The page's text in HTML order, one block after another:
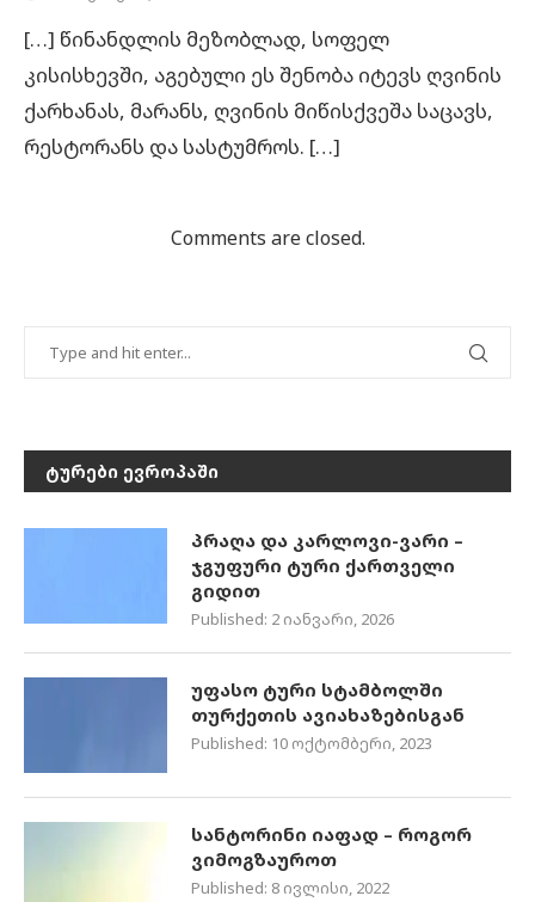
[…] წინანდლის მეზობლად, სოფელ
კისისხევში, აგებული ეს შენობა იტევს ღვინის
ქარხანას, მარანს, ღვინის მიწისქვეშა საცავს,
რესტორანს და სასტუმროს. […]
Comments are closed.
ᲢᲣᲠᲔᲑᲘ ᲔᲕᲠᲝᲞᲐᲨᲘ
პრაღა და კარლოვი-ვარი –
ჯგუფური ტური ქართველი
გიდით
Published: 2 იანვარი, 2026
უფასო ტური სტამბოლში
თურქეთის ავიახაზებისგან
Published: 10 ოქტომბერი, 2023
სანტორინი იაფად – როგორ
ვიმოგზაუროთ
Published: 8 ივლისი, 2022